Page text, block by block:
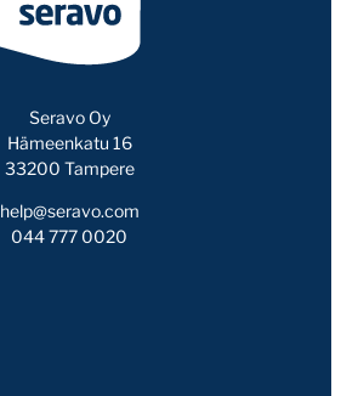
Seravo Oy
Hämeenkatu 16
33200 Tampere
help@seravo.com
044 777 0020